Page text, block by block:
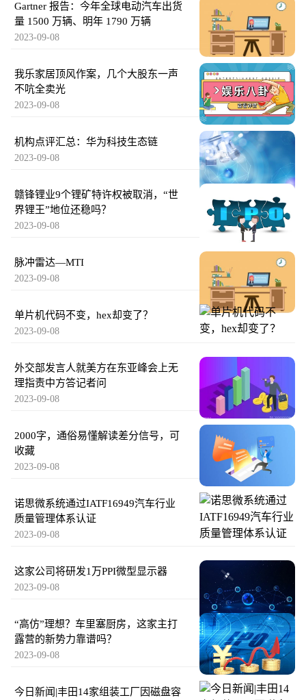
Gartner 报告：今年全球电动汽车出货
量 1500 万辆、明年 1790 万辆
2023-09-08
我乐家居顶风作案，几个大股东一声
不吭全卖光
2023-09-08
机构点评汇总：华为科技生态链
2023-09-08
赣锋锂业9个锂矿特许权被取消，“世
界锂王”地位还稳吗？
2023-09-08
脉冲雷达—MTI
2023-09-08
单片机代码不变，hex却变了？
2023-09-08
外交部发言人就美方在东亚峰会上无
理指责中方答记者问
2023-09-08
2000字，通俗易懂解读差分信号，可
收藏
2023-09-08
诺思微系统通过IATF16949汽车行业
质量管理体系认证
2023-09-08
这家公司将研发1万PPI微型显示器
2023-09-08
“高仿”理想？车里塞厨房，这家主打
露营的新势力靠谱吗？
2023-09-08
今日新闻|丰田14家组装工厂因磁盘容